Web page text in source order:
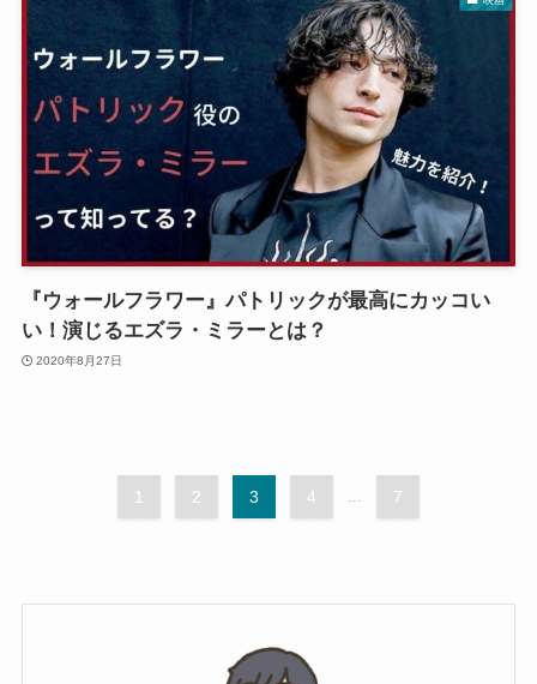
『ウォールフラワー』パトリックが最高にカッコい
い！演じるエズラ・ミラーとは？
2020年8月27日
1 2 3 4 ... 7